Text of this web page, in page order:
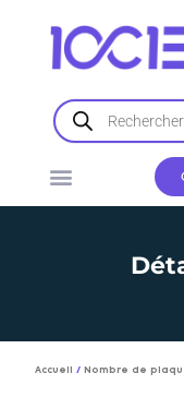
contenu
Recherche
de
produits
Accueil / Nombre de